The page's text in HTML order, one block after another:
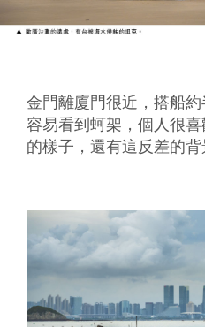
金門離廈門很近，搭船
容易看到蚵架，個人很
的樣子，還有這反差的背